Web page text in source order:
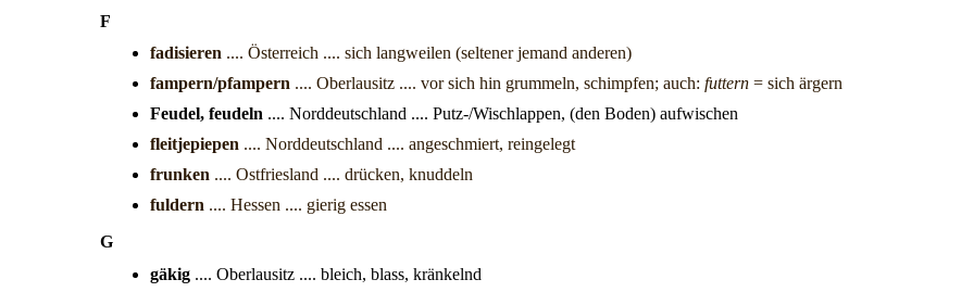
F
fadisieren .... Österreich .... sich langweilen (seltener jemand anderen)
fampern/pfampern .... Oberlausitz .... vor sich hin grummeln, schimpfen; auch: futtern = sich ärgern
Feudel, feudeln .... Norddeutschland .... Putz-/Wischlappen, (den Boden) aufwischen
fleitjepiepen .... Norddeutschland .... angeschmiert, reingelegt
frunken .... Ostfriesland .... drücken, knuddeln
fuldern .... Hessen .... gierig essen
G
gäkig .... Oberlausitz .... bleich, blass, kränkelnd